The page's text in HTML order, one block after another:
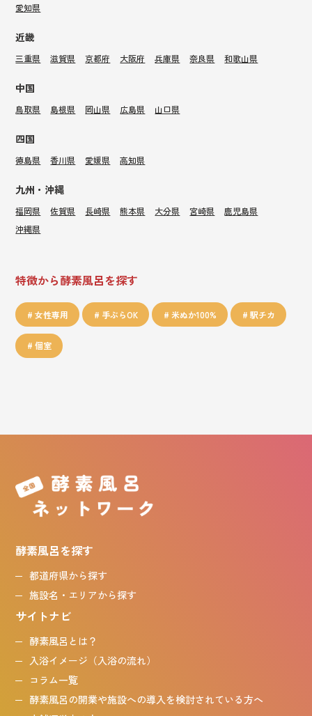
愛知県
近畿
三重県 滋賀県 京都府 大阪府 兵庫県 奈良県 和歌山県
中国
鳥取県 島根県 岡山県 広島県 山口県
四国
徳島県 香川県 愛媛県 高知県
九州・沖縄
福岡県 佐賀県 長崎県 熊本県 大分県 宮崎県
鹿児島県
沖縄県
特徴から酵素風呂を探す
女性専用 手ぶらOK 米ぬか100% 駅チカ
個室
酵素風呂を探す
都道府県から探す
施設名・エリアから探す
サイトナビ
酵素風呂とは？
入浴イメージ（入浴の流れ）
コラム一覧
酵素風呂の開業や施設への導入を検討されている方へ